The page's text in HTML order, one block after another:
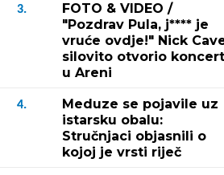
3.
FOTO & VIDEO /
"Pozdrav Pula, j**** je
vruće ovdje!" Nick
silovito otvorio koncert
u Areni
4.
Meduze se pojavile uz
istarsku obalu:
Stručnjaci objasnili o
kojoj je vrsti riječ